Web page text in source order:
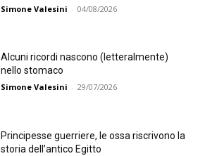
Simone Valesini - 04/08/2026
Alcuni ricordi nascono (letteralmente)
nello stomaco
Simone Valesini - 29/07/2026
Principesse guerriere, le ossa riscrivono la
storia dell’antico Egitto